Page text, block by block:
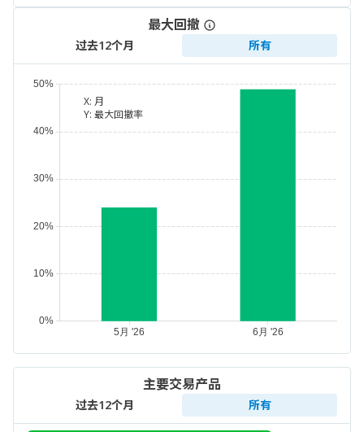
最大回撤
过去12个月 所有
X: 月
Y: 最大回撤率
主要交易产品
过去12个月 所有